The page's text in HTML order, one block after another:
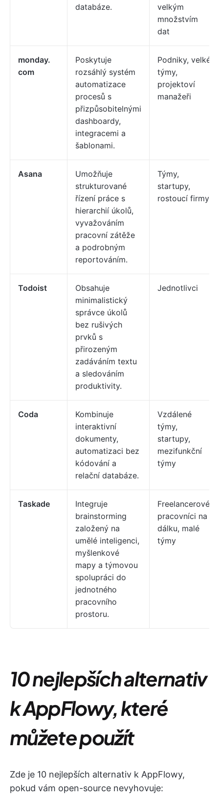
databáze.
velkým
množstvím
dat
monday.
com
Poskytuje
rozsáhlý systém
automatizace
procesů s
přizpůsobitelnými
dashboardy,
integracemi a
šablonami.
Podniky, velké
týmy,
projektoví
manažeři
Asana
Umožňuje
strukturované
řízení práce s
hierarchií úkolů,
vyvažováním
pracovní zátěže
a podrobným
reportováním.
Týmy,
startupy,
rostoucí firmy
Todoist
Obsahuje
minimalistický
správce úkolů
bez rušivých
prvků s
přirozeným
zadáváním textu
a sledováním
produktivity.
Jednotlivci
Coda
Kombinuje
interaktivní
dokumenty,
automatizaci bez
kódování a
relační databáze.
Vzdálené
týmy,
startupy,
mezifunkční
týmy
Taskade
Integruje
brainstorming
založený na
umělé inteligenci,
myšlenkové
mapy a týmovou
spolupráci do
jednotného
pracovního
prostoru.
Freelancerové,
pracovníci na
dálku, malé
týmy
10 nejlepších alternativ
k AppFlowy, které
můžete použít
Zde je 10 nejlepších alternativ k AppFlowy,
pokud vám open-source nevyhovuje: